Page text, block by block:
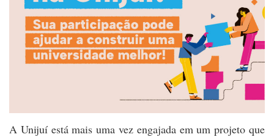
A Unijuí está mais uma vez engajada em um projeto que